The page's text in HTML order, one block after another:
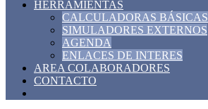
HERRAMIENTAS
CALCULADORAS BÁSICAS
SIMULADORES EXTERNOS
AGENDA
ENLACES DE INTERES
AREA COLABORADORES
CONTACTO